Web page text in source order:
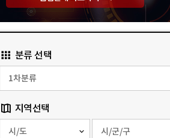
분류 선택
지역선택